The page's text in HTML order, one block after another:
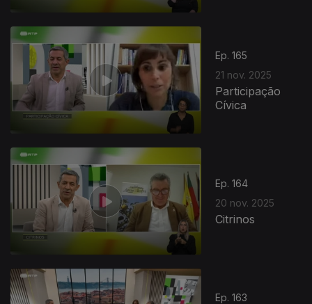
Ep. 165
21 nov. 2025
Participação
Cívica
Ep. 164
20 nov. 2025
Citrinos
Ep. 163
890012